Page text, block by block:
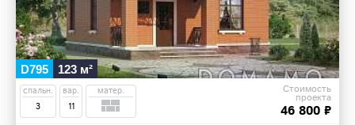
D795 123 м²
спальн.
3
вар.
11
матер. Стоимость
проекта
46 800 ₽